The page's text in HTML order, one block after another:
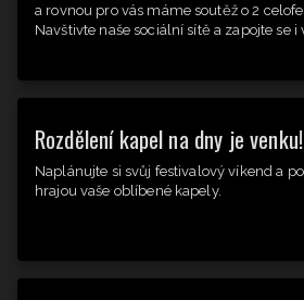
a rovnou pro vás máme soutěž o 2
Navštivte naše sociální sítě a zapojte se i
Rozdělení kapel na dny je venku!
Naplánujte si svůj festivalový víkend a
hrajou vaše oblíbené kapely.